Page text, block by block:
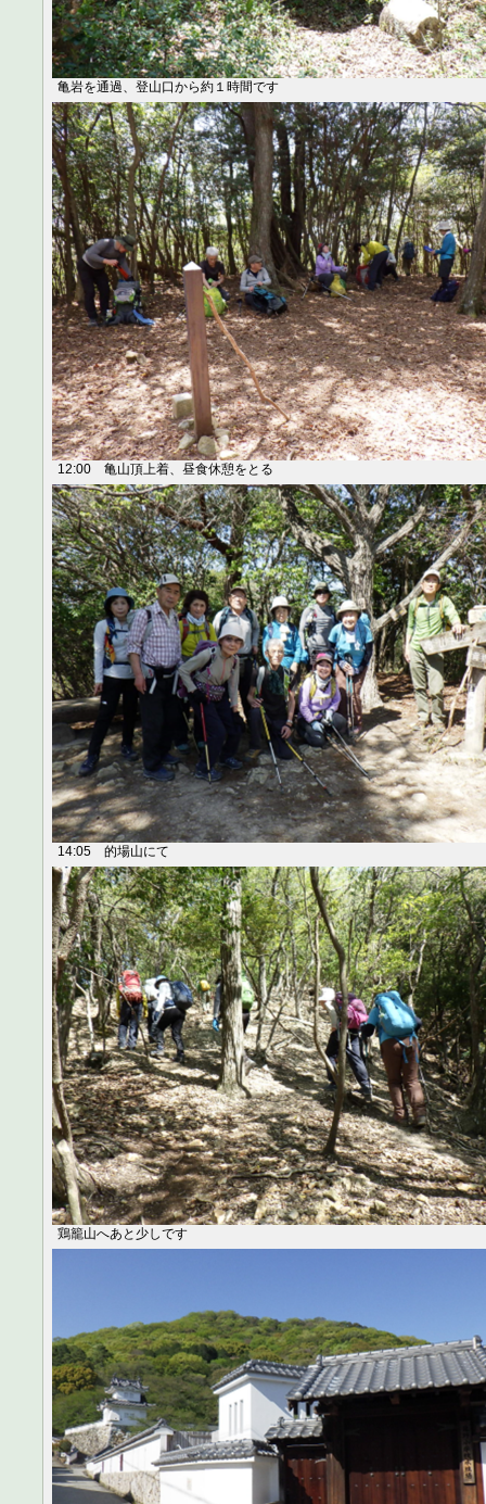
亀岩を通過、登山口から約１時間です
12:00 亀山頂上着、昼食休憩をとる
14:05 的場山にて
鶏籠山へあと少しです